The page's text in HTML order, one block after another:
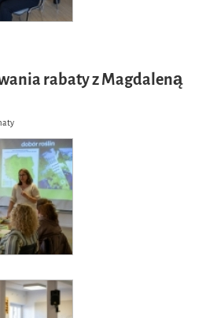
rabaty z Magdaleną